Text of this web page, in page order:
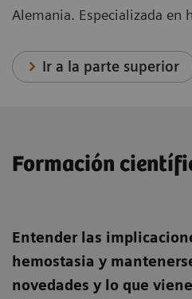
Alemania. Especializada en
Ir a la parte superior
Formación
Entender las
hemostasia y
novedades y lo que